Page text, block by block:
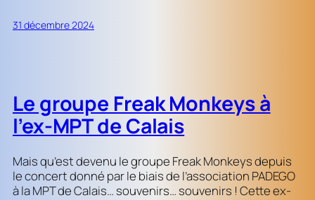
31 décembre 2024
Le groupe Freak Monkeys à
l’ex-MPT de Calais
Mais qu’est devenu le groupe Freak Monkeys depuis
le concert donné par le biais de l’association PADEGO
à la MPT de Calais… souvenirs… souvenirs ! Cette ex-